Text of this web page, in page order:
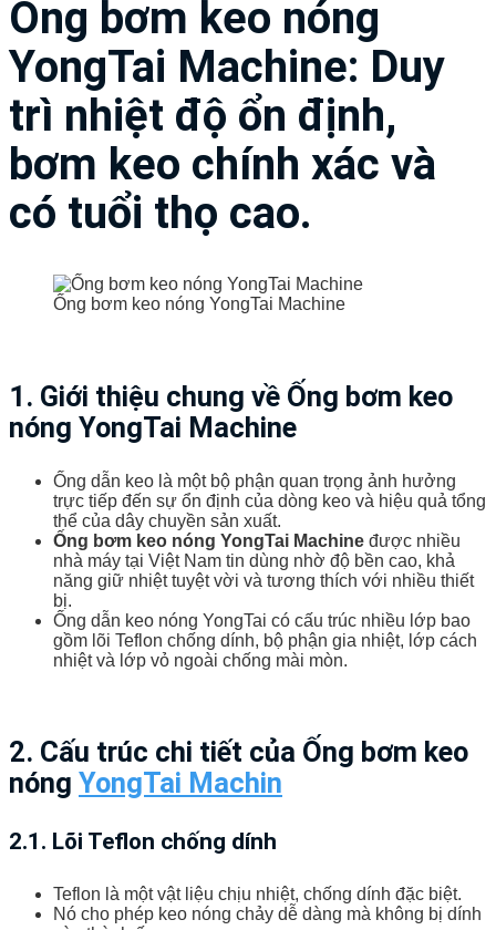
Ống bơm keo nóng
YongTai Machine: Duy
trì nhiệt độ ổn định,
bơm keo chính xác và
có tuổi thọ cao.
Ống bơm keo nóng YongTai Machine
1. Giới thiệu chung về Ống bơm keo
nóng YongTai Machine
Ống dẫn keo là một bộ phận quan trọng ảnh hưởng
trực tiếp đến sự ổn định của dòng keo và hiệu quả tổng
thể của dây chuyền sản xuất.
Ống bơm keo nóng YongTai Machine được nhiều
nhà máy tại Việt Nam tin dùng nhờ độ bền cao, khả
năng giữ nhiệt tuyệt vời và tương thích với nhiều thiết
bị.
Ống dẫn keo nóng YongTai có cấu trúc nhiều lớp bao
gồm lõi Teflon chống dính, bộ phận gia nhiệt, lớp cách
nhiệt và lớp vỏ ngoài chống mài mòn.
2. Cấu trúc chi tiết của Ống bơm keo
nóng YongTai Machin
2.1. Lõi Teflon chống dính
Teflon là một vật liệu chịu nhiệt, chống dính đặc biệt.
Nó cho phép keo nóng chảy dễ dàng mà không bị dính